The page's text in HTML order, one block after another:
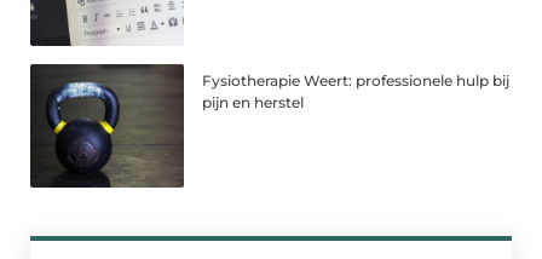
Fysiotherapie Weert: professionele hulp bij
pijn en herstel